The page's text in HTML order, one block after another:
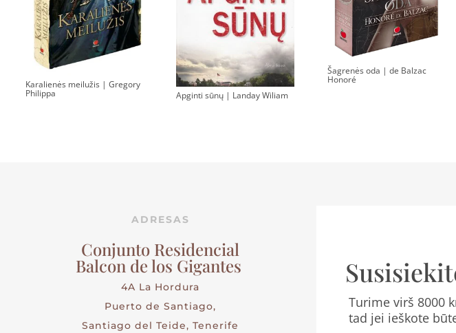
Karalienės meilužis | Gregory
Philippa Apginti sūnų | Landay Wiliam
Šagrenės oda | de Balzac
Honoré
ADRESAS
Conjunto Residencial
Balcon de los Gigantes
4A La Hordura
Puerto de Santiago,
Santiago del Teide, Tenerife
Turime virš 8000
tad jei ieškote